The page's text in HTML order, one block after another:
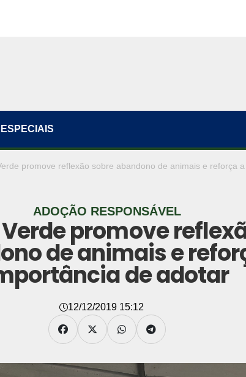
promove reflexão sobre abandono de animais e reforça
ADOÇÃO RESPONSÁVEL
promove
de animais e
de adotar
12/12/2019 15:12